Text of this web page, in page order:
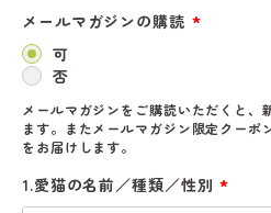
メールマガジンの購読
可
否
メールマガジンをご購読いただくと、
ます。またメールマガジン限定クーポ
をお届けします。
1.愛猫の名前／種類／性別
(必